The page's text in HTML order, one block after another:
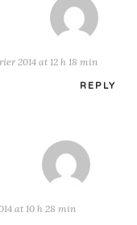
2014 at 12 h 18 min
REPLY
at 10 h 28 min